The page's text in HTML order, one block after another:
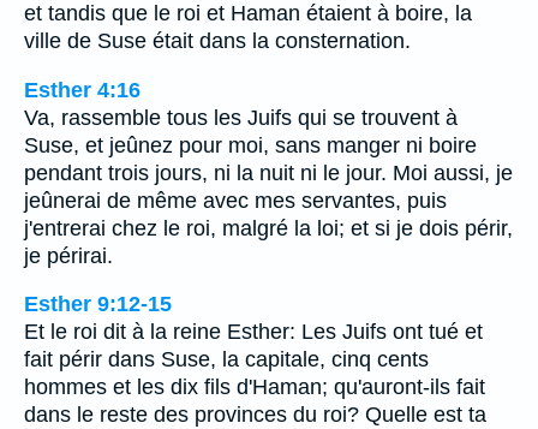
et tandis que le roi et Haman étaient à boire, la
ville de Suse était dans la consternation.
Esther 4:16
Va, rassemble tous les Juifs qui se trouvent à
Suse, et jeûnez pour moi, sans manger ni boire
pendant trois jours, ni la nuit ni le jour. Moi aussi, je
jeûnerai de même avec mes servantes, puis
j'entrerai chez le roi, malgré la loi; et si je dois périr,
je périrai.
Esther 9:12-15
Et le roi dit à la reine Esther: Les Juifs ont tué et
fait périr dans Suse, la capitale, cinq cents
hommes et les dix fils d'Haman; qu'auront-ils fait
dans le reste des provinces du roi? Quelle est ta